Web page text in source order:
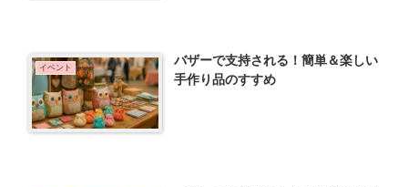
イベント
バザーで支持される！簡単＆楽しい
手作り品のすすめ